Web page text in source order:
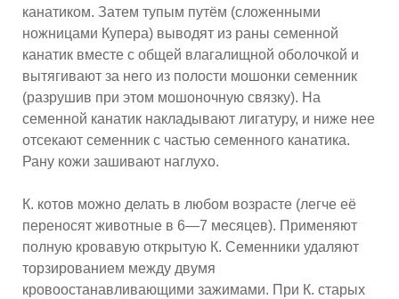
канатиком. Затем тупым путём (сложенными
ножницами Купера) выводят из раны семенной
канатик вместе с общей влагалищной оболочкой и
вытягивают за него из полости мошонки семенник
(разрушив при этом мошоночную связку). На
семенной канатик накладывают лигатуру, и ниже нее
отсекают семенник с частью семенного канатика.
Рану кожи зашивают наглухо.
К. котов можно делать в любом возрасте (легче её
переносят животные в 6—7 месяцев). Применяют
полную кровавую открытую К. Семенники удаляют
торзированием между двумя
кровоостанавливающими зажимами. При К. старых